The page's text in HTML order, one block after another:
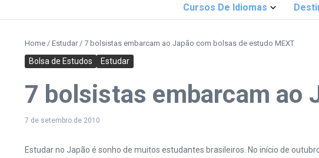
Cursos De Idiomas
Home / Estudar / 7 bolsistas embarcam ao Japão com bolsas de estudo MEXT
Bolsa de Estudos Estudar
7 bolsistas embarcam ao
7 de setembro de 2010
Estudar no Japão é sonho de muitos estudantes brasileiros. No início de